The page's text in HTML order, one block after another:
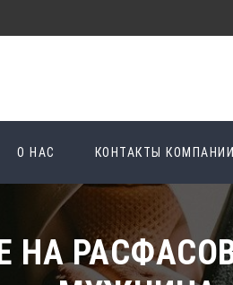
О НАС КОНТАКТЫ КОМПАНИИ
НА